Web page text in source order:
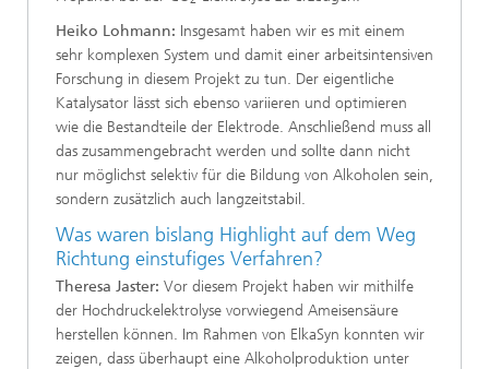
Heiko Lohmann: Insgesamt haben wir es mit einem
sehr komplexen System und damit einer arbeitsintensiven
Forschung in diesem Projekt zu tun. Der eigentliche
Katalysator lässt sich ebenso variieren und optimieren
wie die Bestandteile der Elektrode. Anschließend muss all
das zusammengebracht werden und sollte dann nicht
nur möglichst selektiv für die Bildung von Alkoholen sein,
sondern zusätzlich auch langzeitstabil.
Was waren bislang Highlight auf dem Weg
Richtung einstufiges Verfahren?
Theresa Jaster: Vor diesem Projekt haben wir mithilfe
der Hochdruckelektrolyse vorwiegend Ameisensäure
herstellen können. Im Rahmen von ElkaSyn konnten wir
zeigen, dass überhaupt eine Alkoholproduktion unter